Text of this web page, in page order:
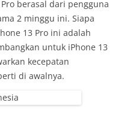
berasal dari pengguna
2 minggu ini. Siapa
13 Pro ini adalah
untuk iPhone 13
kecepatan
di awalnya.